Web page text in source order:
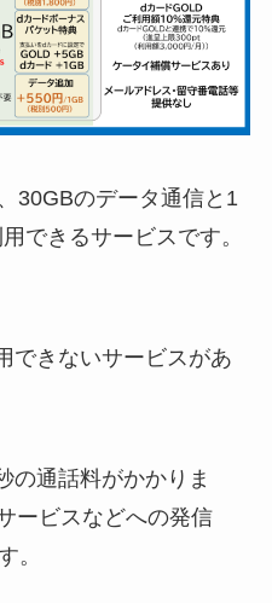
30GBのデータ通信と1
できるサービスです。
できないサービスがあ
の通話料がかかりま
ービスなどへの発信
。